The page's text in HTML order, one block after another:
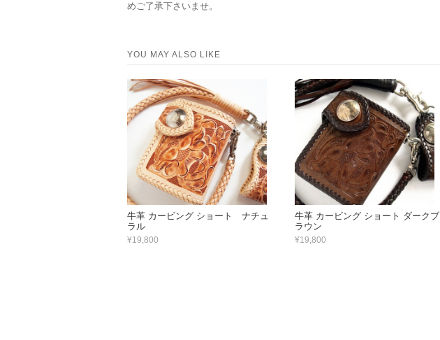
めご了承下さいませ。
YOU MAY ALSO LIKE
牛革 カービング ショート ナチュ
ラル
¥19,800
牛革 カービング ショート ダークブ
ラウン
¥19,800